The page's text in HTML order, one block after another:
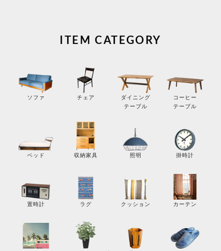
ITEM CATEGORY
ソファ チェア
ダイニング
テーブル
コーヒー
テーブル
ベッド 収納家具 照明 掛時計
置時計 ラグ クッション カーテン